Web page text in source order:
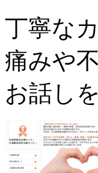
丁寧な
痛みや
お話し